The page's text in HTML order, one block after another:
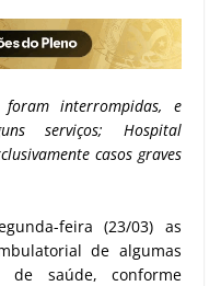
foram interrompidas, e
serviços; Hospital
casos graves
feira (23/03) as
de algumas
de saúde, conforme